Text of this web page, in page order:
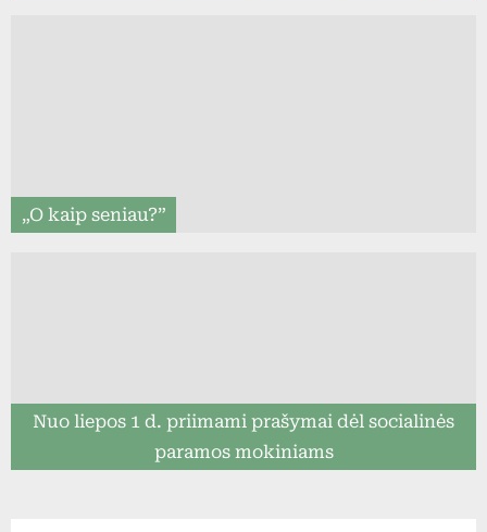
„O kaip seniau?”
Nuo liepos 1 d. priimami prašymai dėl socialinės
paramos mokiniams